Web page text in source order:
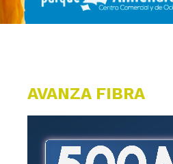
AVANZA FIBRA